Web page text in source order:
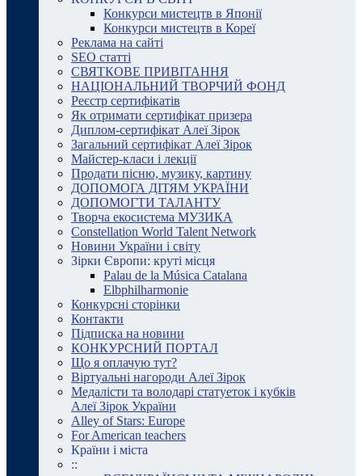
Конкурси мистецтв в Японії
Конкурси мистецтв в Кореї
Реклама на сайті
SEO статті
СВЯТКОВЕ ПРИВІТАННЯ
НАЦІОНАЛЬНИЙ ТВОРЧИЙ ФОНД
Реєстр сертифікатів
Як отримати сертифікат призера
Диплом-сертифікат Алеї Зірок
Загальний сертифікат Алеї Зірок
Майстер-класи і лекції
Продати пісню, музику, картину
ДОПОМОГА ДІТЯМ УКРАЇНИ
ДОПОМОГТИ ТАЛАНТУ
Творча екосистема МУЗИКА
Constellation World Talent Network
Новини України і світу
Зірки Європи: круті місця
Palau de la Música Catalana
Elbphilharmonie
Конкурсні сторінки
Контакти
Підписка на новини
КОНКУРСНИЙ ПОРТАЛ
Що я оплачую тут?
Віртуальні нагороди Алеї Зірок
Медалісти та володарі статуеток і кубків
Алеї Зірок України
Alley of Stars: Europe
For American teachers
Країни і міста
::